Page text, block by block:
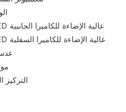
●
● 6 قطع من مصابيح LED عالية الإضاءة للكاميرا الجانبية
● 6 قطع من مصابيح LED عالية الإضاءة للكاميرا السفلية
●
●
●